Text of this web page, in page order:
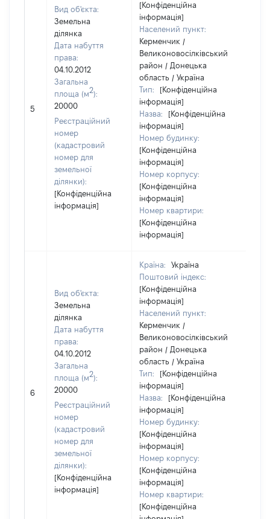
5
Вид об'єкта:
Земельна
ділянка
Дата набуття
права:
04.10.2012
Загальна
площа (м2):
20000
Реєстраційний
номер
(кадастровий
номер для
земельної
ділянки):
[Конфіденційна
інформація]
[Конфіденційна
інформація]
Населений пункт:
Керменчик /
Великоновосілківський
район / Донецька
область / Україна
Тип:
[Конфіденційна
інформація]
Назва:
[Конфіденційна
інформація]
Номер будинку:
[Конфіденційна
інформація]
Номер корпусу:
[Конфіденційна
інформація]
Номер квартири:
[Конфіденційна
інформація]
6
Вид об'єкта:
Земельна
ділянка
Дата набуття
права:
04.10.2012
Загальна
площа (м2):
20000
Реєстраційний
номер
(кадастровий
номер для
земельної
ділянки):
[Конфіденційна
інформація]
Країна:
Україна
Поштовий індекс:
[Конфіденційна
інформація]
Населений пункт:
Керменчик /
Великоновосілківський
район / Донецька
область / Україна
Тип:
[Конфіденційна
інформація]
Назва:
[Конфіденційна
інформація]
Номер будинку:
[Конфіденційна
інформація]
Номер корпусу:
[Конфіденційна
інформація]
Номер квартири:
[Конфіденційна